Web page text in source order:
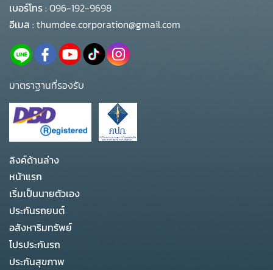
เบอร์โทร :096-192-9698
อีเมล :thumdee.corporation@gmail.com
มาตราฐานที่รองรับ
ลิงค์ด้านล่าง
หน้าแรก
เริ่มเป็นนายตัวเอง
ประกันรถยนต์
อสังหาริมทรัพย์
โปรประกันรถ
ประกันสุขภาพ